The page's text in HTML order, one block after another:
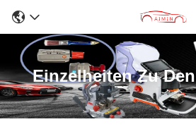
Einzelheiten Zu